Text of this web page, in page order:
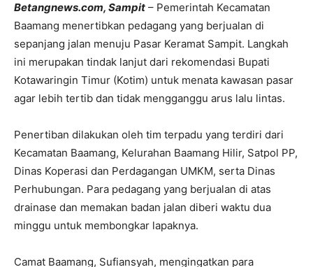
Betangnews.com, Sampit – Pemerintah Kecamatan
Baamang menertibkan pedagang yang berjualan di
sepanjang jalan menuju Pasar Keramat Sampit. Langkah
ini merupakan tindak lanjut dari rekomendasi Bupati
Kotawaringin Timur (Kotim) untuk menata kawasan pasar
agar lebih tertib dan tidak mengganggu arus lalu lintas.
Penertiban dilakukan oleh tim terpadu yang terdiri dari
Kecamatan Baamang, Kelurahan Baamang Hilir, Satpol PP,
Dinas Koperasi dan Perdagangan UMKM, serta Dinas
Perhubungan. Para pedagang yang berjualan di atas
drainase dan memakan badan jalan diberi waktu dua
minggu untuk membongkar lapaknya.
Camat Baamang, Sufiansyah, mengingatkan para